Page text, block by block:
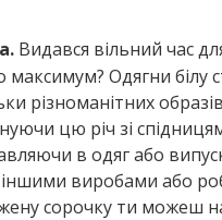
Видався вільний час
максимум? Одягни білу
різноманітних
цю річ зі
в одяг або
виробами або
сорочку ти можеш